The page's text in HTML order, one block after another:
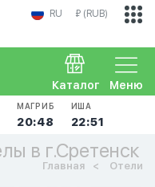
RU ₽ (RUB)
Меню
Каталог
МАГРИБ
20:48
ИША
22:51
в г.Сретенск
Главная Отели